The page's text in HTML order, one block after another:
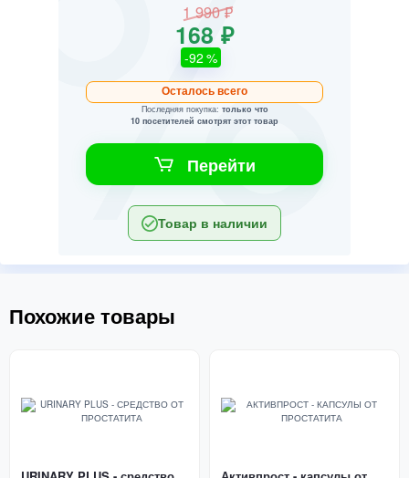
1 990 ₽
168 ₽
-92 %
Осталось всего
Последняя покупка: только что
10 посетителей смотрят этот товар
Перейти
Товар в наличии
Похожие товары